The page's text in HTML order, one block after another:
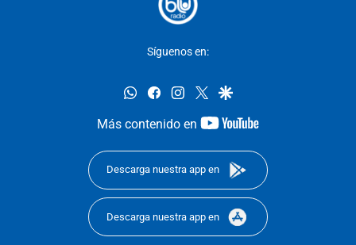
Síguenos en:
whatsappfacebookinstagram
twittergoogle
Más contenido en
youtube-
Descarga nuestra app en
Descarga nuestra app en